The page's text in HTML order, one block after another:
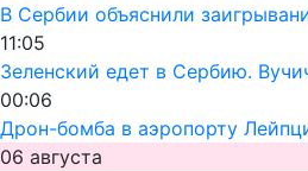
В Сербии объяснили
11:05
Зеленский едет в Сербию.
00:06
Дрон-бомба в аэропорту
06 августа